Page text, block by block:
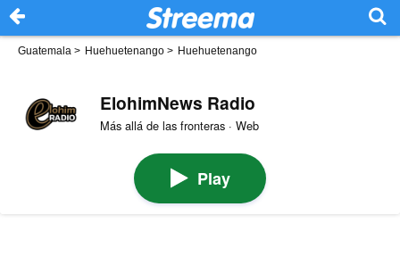
Guatemala > Huehuetenango > Huehuetenango
ElohimNews Radio
Más allá de las fronteras · Web
Play